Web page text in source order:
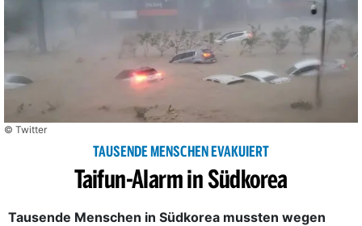
© Twitter
TAUSENDE MENSCHEN EVAKUIERT
Taifun-Alarm in Südkorea
Tausende Menschen in Südkorea mussten wegen